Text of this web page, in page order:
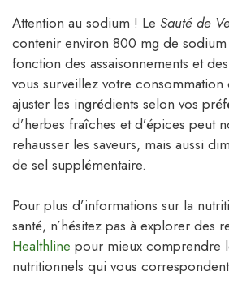
Attention au sodium ! Le Sauté de
contenir environ 800 mg de
fonction des assaisonnements et
vous surveillez votre consommation
ajuster les ingrédients selon vos
d’herbes fraîches et d’épices peut
rehausser les saveurs, mais aussi
de sel supplémentaire.
Pour plus d’informations sur la
santé, n’hésitez pas à explorer des
Healthline pour mieux comprendre
nutritionnels qui vous